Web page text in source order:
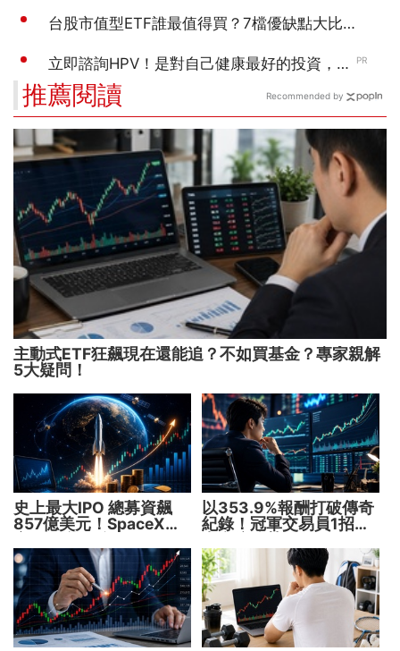
推薦閱讀
主動式ETF狂飆現在還能追？不如買基金？專家親解
5大疑問！
史上最大IPO 總募資飆
857億美元！SpaceX升
以353.9%報酬打破傳奇
紀錄！冠軍交易員1招抓
Recommended by